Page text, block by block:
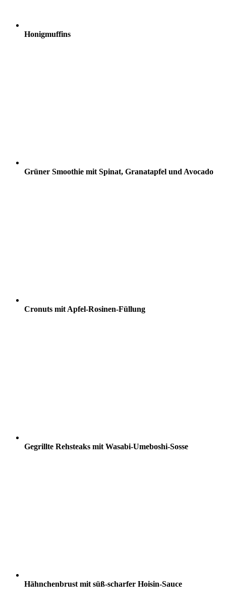
Honigmuffins
Grüner Smoothie mit Spinat, Granatapfel und Avocado
Cronuts mit Apfel-Rosinen-Füllung
Gegrillte Rehsteaks mit Wasabi-Umeboshi-Sosse
Hähnchenbrust mit süß-scharfer Hoisin-Sauce